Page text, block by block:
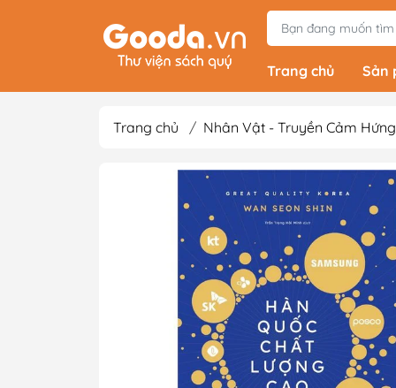
Trang chủ
Sản
Light Novels - Tản
Giả Tưởng - Kinh
Thám
Văn Học Kinh Điển
Xem thêm
Sách Ehon &
Thiếu Nhi
Trang chủ / Nhân Vật - Truyền Cảm Hứng